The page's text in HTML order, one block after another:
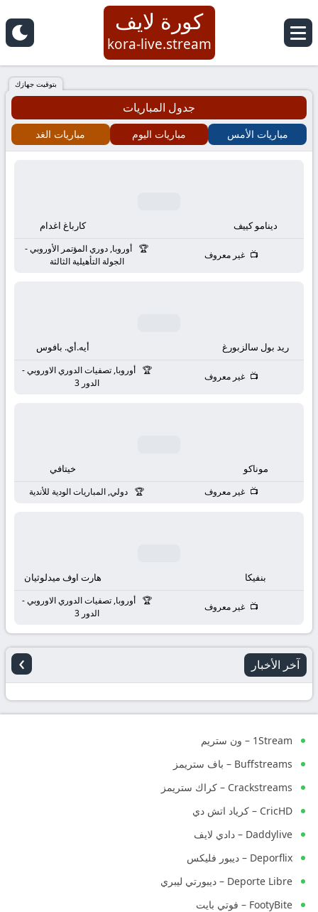
كورة
لايف
|
koora
مباريات
مباشر
كورة لايف
kora-live.stream
بتوقيت جهازك
جدول المباريات
مباريات الأمس مباريات اليوم مباريات الغد
دينامو كييف كارباغ اغدام
غير معروف
أوروبا, دوري المؤتمر الأوروبي -
الجولة التأهيلية الثالثة
ريد بول سالزبورغ أيه.أي. بافوس
غير معروف
أوروبا, تصفيات الدوري الاوروبي -
الدور 3
موناكو خيتافي
غير معروف دولي, المباريات الودية للأندية
بنفيكا هارت اوف ميدلوثيان
غير معروف
أوروبا, تصفيات الدوري الاوروبي -
الدور 3
آخر الأخبار ›
1Stream – ون ستريم
Buffstreams – باف ستريمز
Crackstreams – كراك ستريمز
CricHD – كرياد اتش دي
Daddylive – دادي لايف
Deporflix – ديبور فليكس
Deporte Libre – ديبورتي ليبري
FootyBite – فوتي بايت